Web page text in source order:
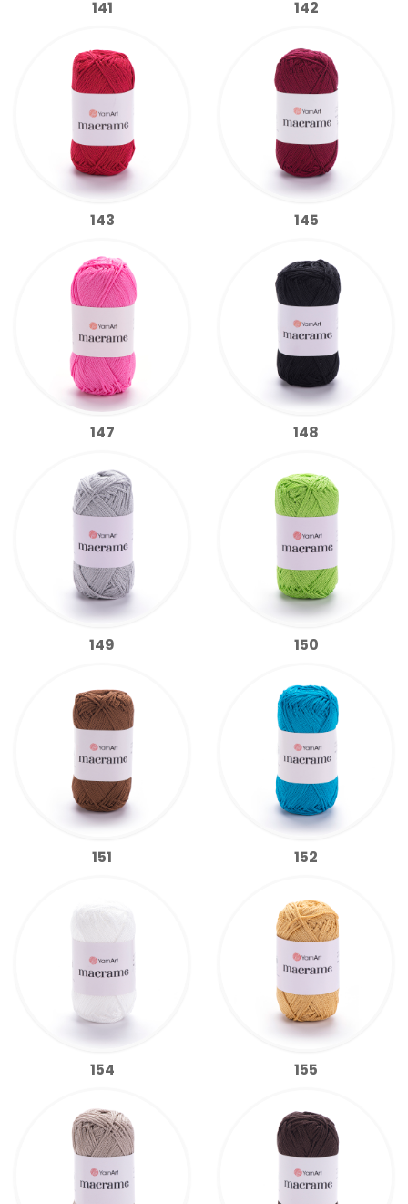
141 142
143 145
147 148
149 150
151 152
154 155